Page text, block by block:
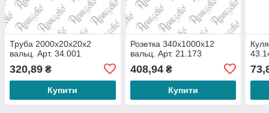
Труба 2000х20х20х2
вальц. Арт. 34.001
320,89 ₴
Купити
Розетка 340х1000х12
вальц. Арт. 21.173
408,94₴
Купити